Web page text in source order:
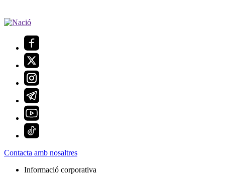
Contacta amb nosaltres
Informació corporativa